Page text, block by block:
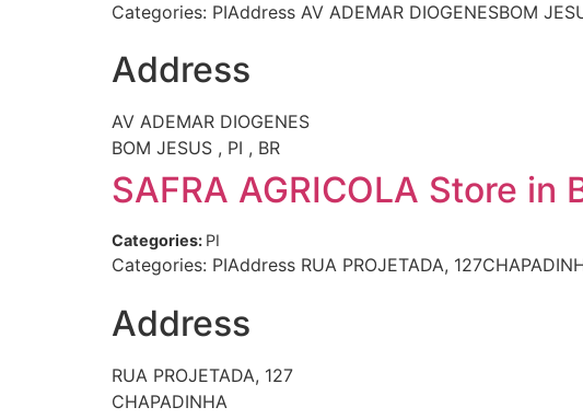
Categories: PIAddress AV ADEMAR DIOGENESBOM
Address
AV ADEMAR DIOGENES
BOM JESUS , PI , BR
SAFRA AGRICOLA Store in
Categories: PI
Categories: PIAddress RUA PROJETADA,
Address
RUA PROJETADA, 127
CHAPADINHA